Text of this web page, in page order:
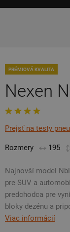
PRÉMIOVÁ KVALITA
Nexen
Prejsť na testy
Rozmery 195
Najnovší model
pre SUV a
predchodca pre
bloky dezénu a
Viac informácií